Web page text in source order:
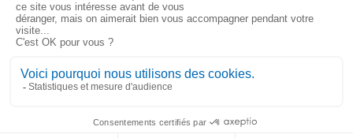
Suivez-nous sur